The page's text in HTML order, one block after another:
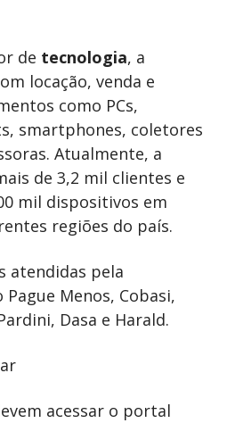
de tecnologia, a
locação, venda e
como PCs,
smartphones, coletores
Atualmente, a
de 3,2 mil clientes e
mil dispositivos em
regiões do país.
atendidas pela
Pague Menos, Cobasi,
, Dasa e Harald.
acessar o portal